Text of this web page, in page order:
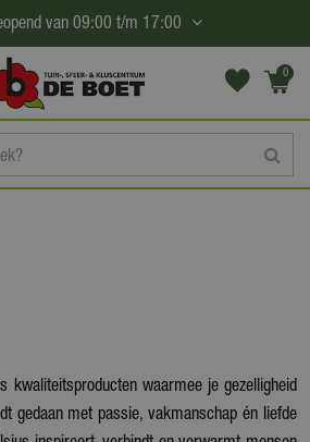
van 09:00 t/m 17:00
0
(€0,
kwaliteitsproducten waarmee je gezelligheid
gedaan met passie, vakmanschap én liefde